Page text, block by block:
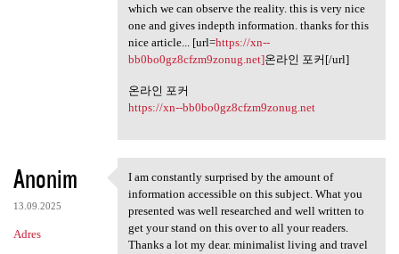
which we can observe the reality. this is very nice
one and gives indepth information. thanks for this
nice article... [url=https://xn--
bb0bo0gz8cfzm9zonug.net]온라인 포커[/url]
온라인 포커
https://xn--bb0bo0gz8cfzm9zonug.net
Anonim
13.09.2025
Adres
I am constantly surprised by
I am constantly surprised by the amount of
information accessible on this subject. What you
presented was well researched and well written to
get your stand on this over to all your readers.
Thanks a lot my dear. minimalist living and travel